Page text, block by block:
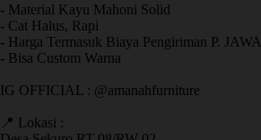
- Material Kayu Mahoni Solid
- Cat Halus, Rapi
- Harga Termasuk Biaya Pengiriman P. JAWA
- Bisa Custom Warna
IG OFFICIAL : @amanahfurniture
📍 Lokasi :